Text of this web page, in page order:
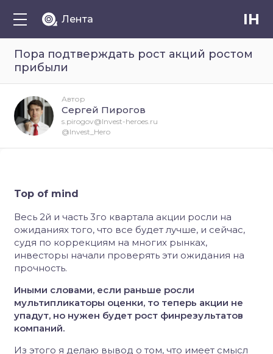
Лента IH
Пора подтверждать рост акций ростом
прибыли
Top of mind
Весь 2й и часть 3го квартала акции росли на
ожиданиях того, что все будет лучше, и сейчас,
судя по коррекциям на многих рынках,
инвесторы начали проверять эти ожидания на
прочность.
Иными словами, если раньше росли
мультипликаторы оценки, то теперь акции не
упадут, но нужен будет рост финрезультатов
компаний.
Из этого я делаю вывод о том, что имеет смысл
Автор
Сергей Пирогов
s.pirogov@Invest-heroes.ru
@Invest_Hero